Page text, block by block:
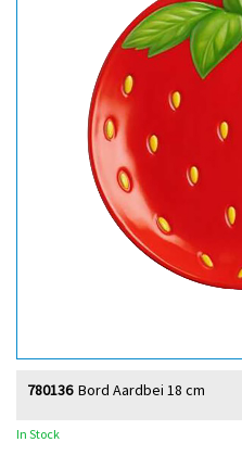
Bord Aardbei 18 cm
780136
In Stock